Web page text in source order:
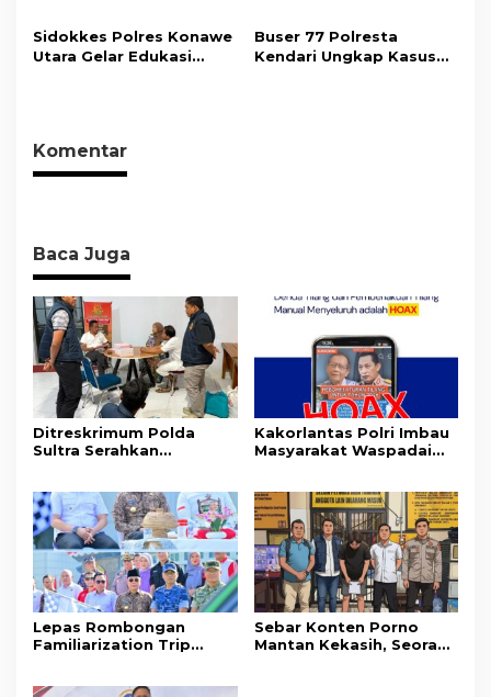
Bersama Insan Pers.
Wujudkan Informasi
Objektif dan Berimbang
Sidokkes Polres Konawe
Utara Gelar Edukasi
Sehat
Buser 77 Polresta
Kendari Ungkap Kasus
Komentar
Baca Juga
Ditreskrimum Polda
Sultra Serahkan
Penyelenggaraan
Perjalanan Ibadah Umrah
Tanpa Izin ke Kejaksaan
Kakorlantas Polri Imbau
Masyarakat Waspadai
Lepas Rombongan
Familiarization Trip
Sebar Konten Porno
Mantan Kekasih, Seorang